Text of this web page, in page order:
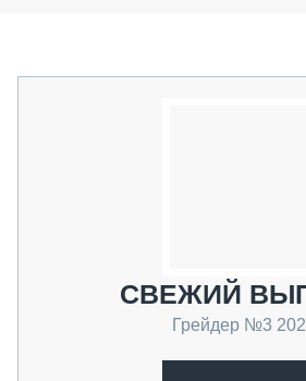
СВЕЖИЙ
Грейдер №3